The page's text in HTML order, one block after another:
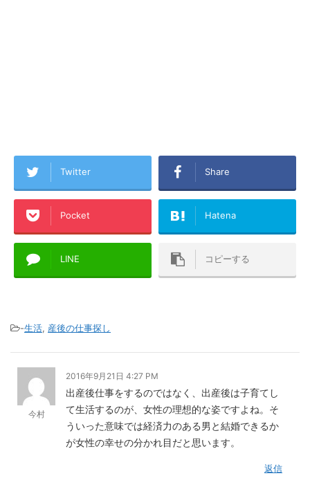
Twitter Share
Pocket Hatena
LINE コピーする
-生活, 産後の仕事探し
今村
2016年9月21日 4:27 PM
出産後仕事をするのではなく、出産後は子育てし
て生活するのが、女性の理想的な姿ですよね。そ
ういった意味では経済力のある男と結婚できるか
が女性の幸せの分かれ目だと思います。
返信